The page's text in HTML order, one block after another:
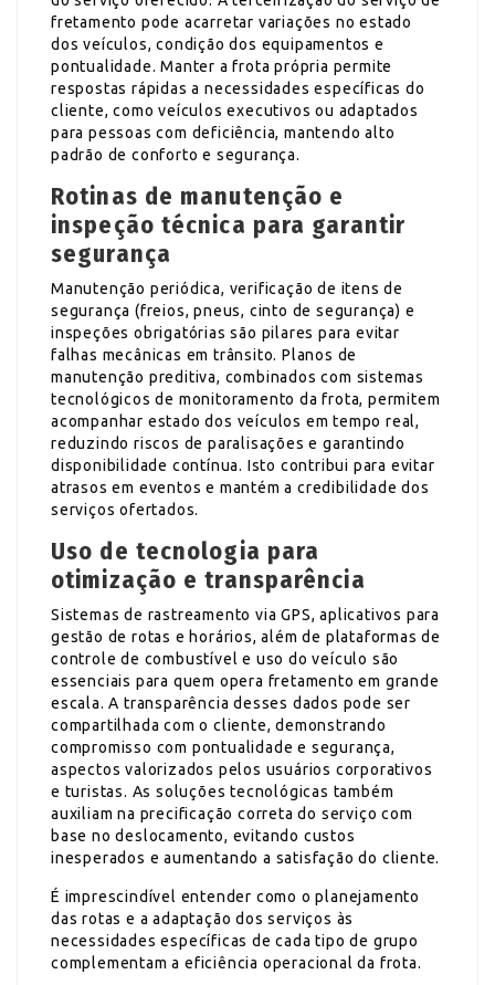
fretamento pode acarretar variações no estado
dos veículos, condição dos equipamentos e
pontualidade. Manter a frota própria permite
respostas rápidas a necessidades específicas do
cliente, como veículos executivos ou adaptados
para pessoas com deficiência, mantendo alto
padrão de conforto e segurança.
Rotinas de manutenção e
inspeção técnica para garantir
segurança
Manutenção periódica, verificação de itens de
segurança (freios, pneus, cinto de segurança) e
inspeções obrigatórias são pilares para evitar
falhas mecânicas em trânsito. Planos de
manutenção preditiva, combinados com sistemas
tecnológicos de monitoramento da frota, permitem
acompanhar estado dos veículos em tempo real,
reduzindo riscos de paralisações e garantindo
disponibilidade contínua. Isto contribui para evitar
atrasos em eventos e mantém a credibilidade dos
serviços ofertados.
Uso de tecnologia para
otimização e transparência
Sistemas de rastreamento via GPS, aplicativos para
gestão de rotas e horários, além de plataformas de
controle de combustível e uso do veículo são
essenciais para quem opera fretamento em grande
escala. A transparência desses dados pode ser
compartilhada com o cliente, demonstrando
compromisso com pontualidade e segurança,
aspectos valorizados pelos usuários corporativos
e turistas. As soluções tecnológicas também
auxiliam na precificação correta do serviço com
base no deslocamento, evitando custos
inesperados e aumentando a satisfação do cliente.
É imprescindível entender como o planejamento
das rotas e a adaptação dos serviços às
necessidades específicas de cada tipo de grupo
complementam a eficiência operacional da frota.